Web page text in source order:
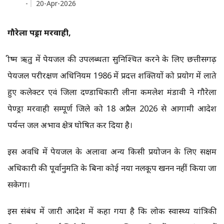
- 20-Apr-2026
गौरेला पेंड्रा मरवाही,
ग्रीष्म ऋतु में पेयजल की उपलब्धता सुनिश्चित करने के लिए छत्तीसगढ़
पेयजल परीरक्षण अधिनियम 1986 में प्रदत्त शक्तियों को प्रयोग में लाते
हुए कलेक्टर एवं जिला दण्डाधिकारी लीना कमलेश मंडावी ने गौरेला
पेण्ड्रा मरवाही सम्पूर्ण जिले को 18 अप्रैल 2026 से आगामी आदेश
पर्यन्त जल अभाव क्षेत्र घोषित कर दिया है।
इस अवधि में पेयजल के अलावा अन्य किसी प्रयोजन के लिए सक्षम
अधिकारी की पूर्वानुमति के बिना कोई नया नलकूप खनन नहीं किया जा
सकेगा।
इस संबंध में जारी आदेश में कहा गया है कि लोक स्वास्थ्य यांत्रिकी